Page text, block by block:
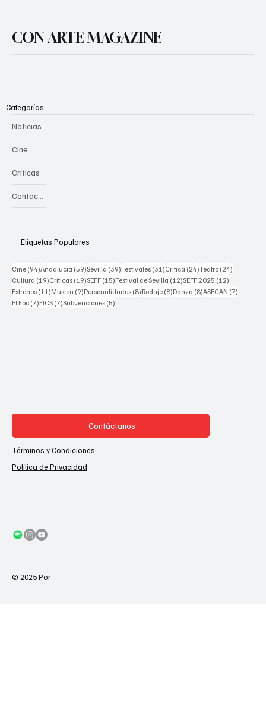
CON ARTE MAGAZINE
Categorías
Noticias
Cine
Críticas
Etiquetas Populares
Cine (94)94 posts
Andalucia (59)59 posts
Sevilla (39)39 posts
Festivales (31)31 posts
Crítica (24)24 posts
Teatro (24)
Cultura (19)19 posts
Críticas (19)19 posts
SEFF (15)15 posts
Festival de Sevilla (12)12 posts
SEFF 2025 (12)
Estrenos (11)11 posts
Musica (9)9 posts
Personalidades (8)8 posts
Rodaje (8)8 posts
Danza (8)8 posts
ASECAN (7)
El Foc (7)7 posts
FICS (7)7 posts
Subvenciones (5)
© 2025 Por
Contáctanos
Términos y Condiciones
Política de Privacidad